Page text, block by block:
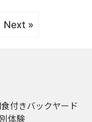
Next »
付きバックヤード
体験